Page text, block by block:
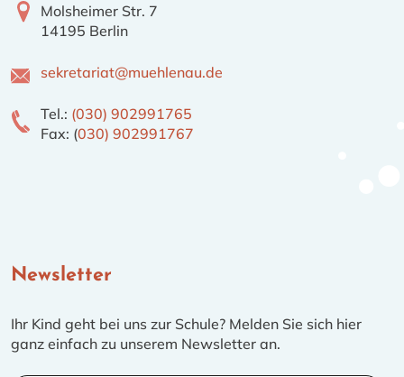
Molsheimer Str. 7
14195 Berlin
sekretariat@muehlenau.de
Tel.: (030) 902991765
Fax: (030) 902991767
Newsletter
Ihr Kind geht bei uns zur Schule? Melden Sie sich hier
ganz einfach zu unserem Newsletter an.